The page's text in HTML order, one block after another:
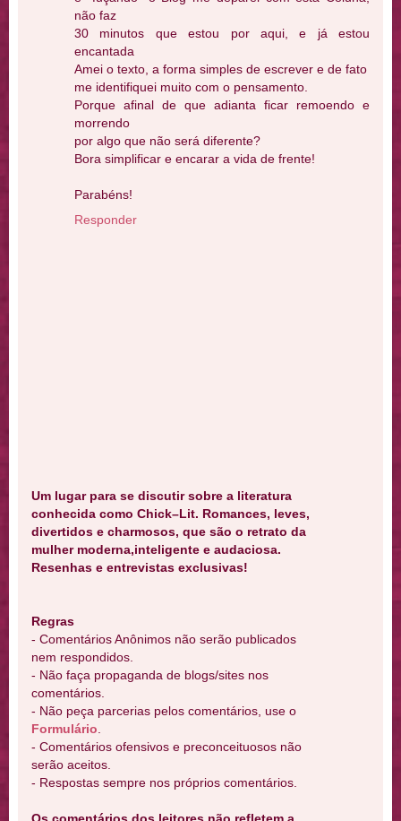
não faz
30 minutos que estou por aqui, e já estou
encantada
Amei o texto, a forma simples de escrever e de fato
me identifiquei muito com o pensamento.
Porque afinal de que adianta ficar remoendo e
morrendo
por algo que não será diferente?
Bora simplificar e encarar a vida de frente!
Parabéns!
Responder
Um lugar para se discutir sobre a literatura
conhecida como Chick–Lit. Romances, leves,
divertidos e charmosos, que são o retrato da
mulher moderna,inteligente e audaciosa.
Resenhas e entrevistas exclusivas!
Regras
- Comentários Anônimos não serão publicados
nem respondidos.
- Não faça propaganda de blogs/sites nos
comentários.
- Não peça parcerias pelos comentários, use o
Formulário
- Comentários ofensivos e preconceituosos não
serão aceitos.
- Respostas sempre nos próprios comentários.